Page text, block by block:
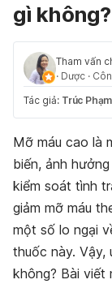
gì không?
Tham vấn
· Dược ·
Tác giả: Trúc Phạm
Mỡ máu cao là
biến, ảnh
kiểm soát tình
giảm mỡ máu
một số lo ngại
thuốc này. Vậy,
không? Bài viết